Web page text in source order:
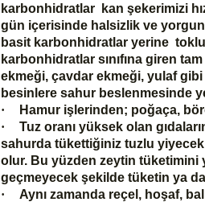
karbonhidratlar kan şekerimizi
gün içerisinde halsizlik ve
basit karbonhidratlar yerine
karbonhidratlar sınıfına giren
ekmeği, çavdar ekmeği, yulaf
besinlere sahur beslenmesinde
·
Hamur işlerinden; poğaça,
·
Tuz oranı yüksek olan
sahurda tükettiğiniz tuzlu
olur. Bu yüzden zeytin tüketimini
geçmeyecek şekilde tüketin ya
·
Aynı zamanda reçel, hoşaf,